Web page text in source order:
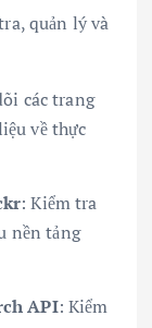
quản lý và
các trang
về thực
: Kiểm tra
nền tảng
API: Kiểm